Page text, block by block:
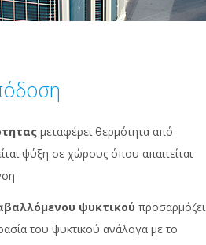
μεταφέρει θερμότητα από
ψύξη σε χώρους όπου απαιτείται
ψυκτικού προσαρμόζει
του ψυκτικού ανάλογα με το